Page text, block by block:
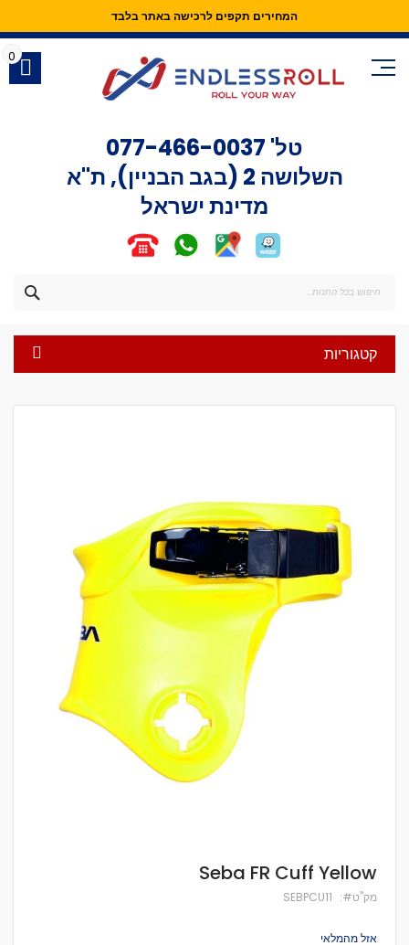
המחירים תקפים לרכישה באתר בלבד
Skip
Content
טל' 077-466-0037
השלושה 2 (בגב הבניין), ת"א
מדינת ישראל
0
קטגוריות
לדלג
להתחלה
של
Seba FR Cuff Yellow
מק''ט SEBPCU11
אזל מהמלאי